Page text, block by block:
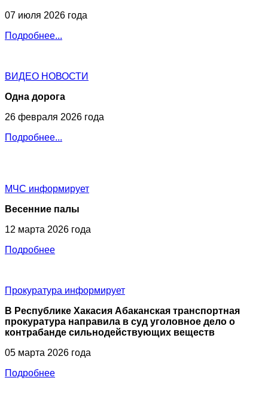
07 июля 2026 года
Подробнее...
ВИДЕО НОВОСТИ
Одна дорога
26 февраля 2026 года
Подробнее...
МЧС информирует
Весенние палы
12 марта 2026 года
Подробнее
Прокуратура информирует
В Республике Хакасия Абаканская транспортная
прокуратура направила в суд уголовное дело о
контрабанде сильнодействующих веществ
05 марта 2026 года
Подробнее